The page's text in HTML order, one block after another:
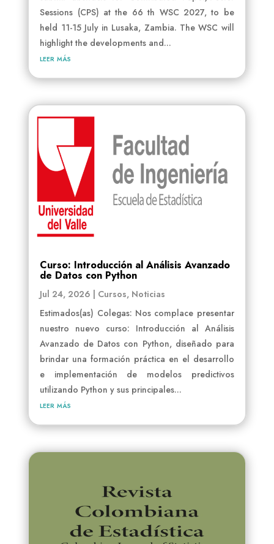
Sessions (CPS) at the 66 th WSC 2027, to be
held 11-15 July in Lusaka, Zambia. The WSC will
highlight the developments and...
leer más
Curso: Introducción al Análisis Avanzado
de Datos con Python
Jul 24, 2026 Cursos, Noticias
Estimados(as) Colegas: Nos complace presentar
nuestro nuevo curso: Introducción al Análisis
Avanzado de Datos con Python, diseñado para
brindar una formación práctica en el desarrollo
e implementación de modelos predictivos
utilizando Python y sus principales...
leer más